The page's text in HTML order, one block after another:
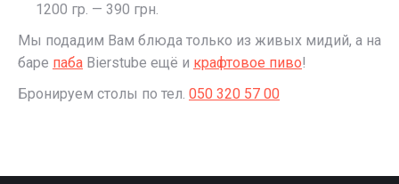
1200 гр. — 390 грн.
Мы подадим Вам блюда только из живых мидий, а на
баре паба Bierstube ещё и крафтовое пиво!
Бронируем столы по тел. 050 320 57 00